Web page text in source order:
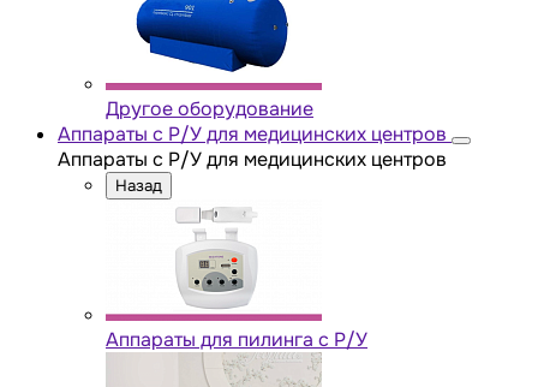
Другое оборудование
Аппараты с Р/У для медицинских центров
Аппараты с Р/У для медицинских центров
Назад
Аппараты для пилинга с Р/У